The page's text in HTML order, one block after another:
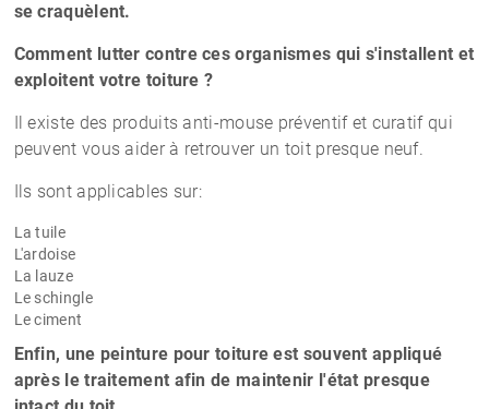
se craquèlent.
Comment lutter contre ces organismes qui s'installent et
exploitent votre toiture ?
Il existe des produits anti-mouse préventif et curatif qui
peuvent vous aider à retrouver un toit presque neuf.
Ils sont applicables sur:
La tuile
L'ardoise
La lauze
Le schingle
Le ciment
Enfin, une peinture pour toiture est souvent appliqué
après le traitement afin de maintenir l'état presque